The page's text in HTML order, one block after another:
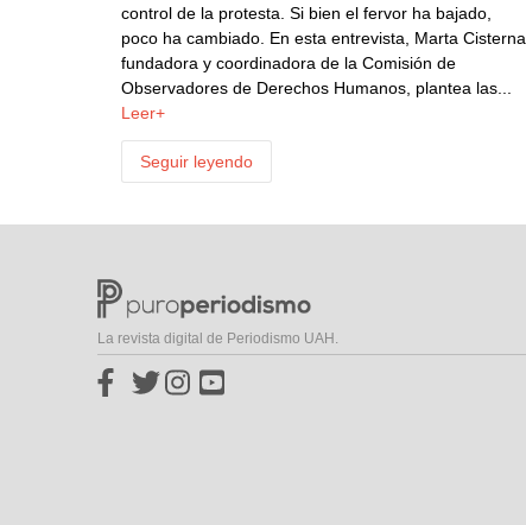
control de la protesta. Si bien el fervor ha bajado,
poco ha cambiado. En esta entrevista, Marta Cisterna,
fundadora y coordinadora de la Comisión de
Observadores de Derechos Humanos, plantea las...
Leer+
Seguir leyendo
La revista digital de Periodismo UAH.